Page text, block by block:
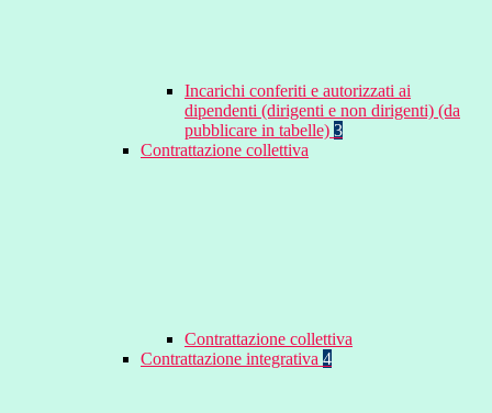
Incarichi conferiti e autorizzati ai
dipendenti (dirigenti e non dirigenti) (da
pubblicare in tabelle) 3
Contrattazione collettiva
Contrattazione collettiva
Contrattazione integrativa 4